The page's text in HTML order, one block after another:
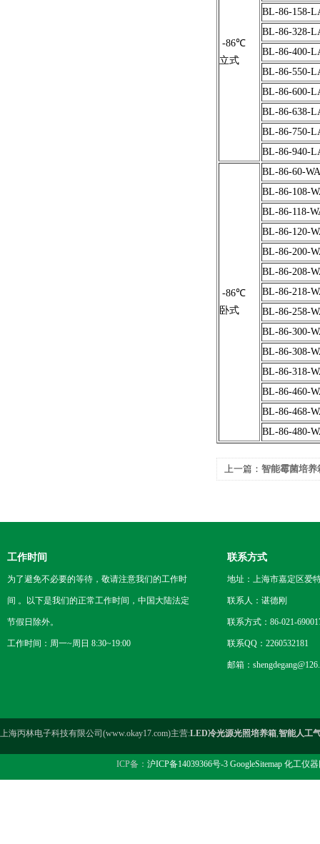
-86℃
立式
BL-86-158-
BL-86-328-
BL-86-400-
BL-86-550-
BL-86-600-
BL-86-638-
BL-86-750-
BL-86-940-
-86℃
卧式
BL-86-60-WA
BL-86-108-
BL-86-118-
BL-86-120-
BL-86-200-
BL-86-208-
BL-86-218-
BL-86-258-
BL-86-300-
BL-86-308-
BL-86-318-
BL-86-460-
BL-86-468-
BL-86-480-
上一篇： 智能霉菌培养
工作时间
为了避免不必要的等待，敬请注意我们的工作时
间 。以下是我们的正常工作时间，中国大陆法定
节假日除外。
工作时间：周一~周日 8:30~19:00
联系方式
地址：上海市嘉定区爱
联系人：谌德刚
联系方式：86-021-
联系QQ：2260532181
邮箱：
上海丙林电子科技有限公司(www.okay17.com)主营:LED冷光源光照培养箱,智能人工
ICP备： 沪ICP备14039366号-3 GoogleSitemap 化工仪